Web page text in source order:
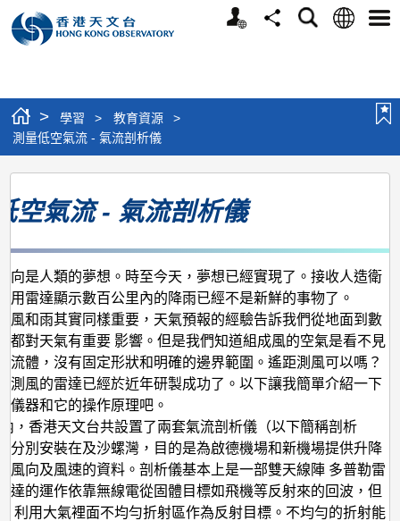
個
分
搜
語
選
> 學習 > 教育資源
>
測量低空氣流 - 氣流剖析儀
測
量
空
氣
流
-
氣
流
剖
析
儀
空氣流 - 氣流剖析儀
向是人類的夢想。時至今天，夢想已經實現了。接收人造衛
用雷達顯示數百公里內的降雨已經不是新鮮的事物了。
風和雨其實同樣重要，天氣預報的經驗告訴我們從地面到數
都對天氣有重要 影響。但是我們知道組成風的空氣是看不見
流體，沒有固定形狀和明確的邊界範圍。遙距測風可以嗎？
測風的雷達已經於近年研製成功了。以下讓我簡單介紹一下
儀器和它的操作原理吧。
，香港天文台共設置了兩套氣流剖析儀（以下簡稱剖析
分別安裝在及沙螺灣，目的是為啟德機場和新機場提供升降
風向及風速的資料。剖析儀基本上是一部雙天線陣 多普勒雷
達的運作依靠無線電從固體目標如飛機等反射來的回波，但
利用大氣裡面不均勻折射區作為反射目標。不均勻的折射能